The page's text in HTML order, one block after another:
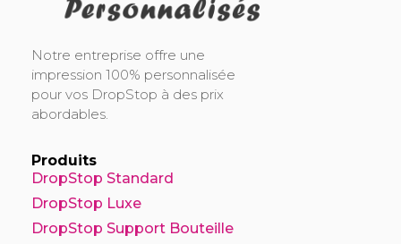
Notre entreprise offre une
impression 100% personnalisée
pour vos DropStop à des prix
abordables.
Produits
DropStop Standard
DropStop Luxe
DropStop Support Bouteille